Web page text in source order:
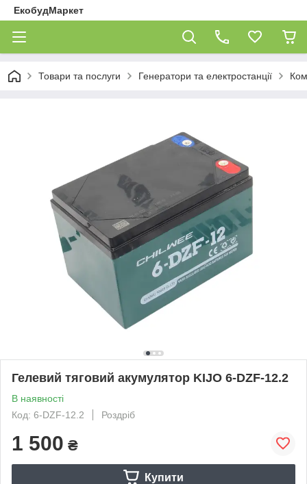
ЕкобудМаркет
Товари та послуги Генератори та електростанції
Гелевий тяговий акумулятор KIJO 6-DZF-12.2
В наявності
Код: 6-DZF-12.2
Роздріб
1 500 ₴
Купити